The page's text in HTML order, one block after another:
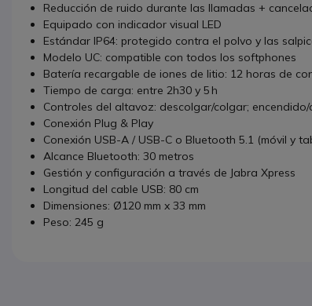
Reducción de ruido durante las llamadas +
Equipado con indicador visual LED
Estándar IP64: protegido contra el polvo y las
Modelo UC: compatible con todos los softphones
Batería recargable de iones de litio: 12 horas de
Tiempo de carga: entre 2h30 y 5 h
Controles del altavoz: descolgar/colgar;
Conexión Plug & Play
Conexión USB-A / USB-C o Bluetooth 5.1 (móvil y
Alcance Bluetooth: 30 metros
Gestión y configuración a través de Jabra Xpress
Longitud del cable USB: 80 cm
Dimensiones: Ø120 mm x 33 mm
Peso: 245 g